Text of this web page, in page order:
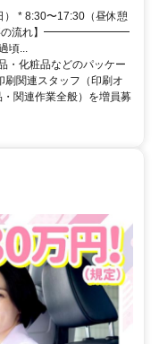
満神社）の信号を西へ入
的に突き当りで左折とな
） * 8:30〜17:30（昼休憩
事の流れ】━━━━━━━━
...
・化粧品などのパッケー
刷関連スタッフ（印刷オ
関連作業全般）を増員募